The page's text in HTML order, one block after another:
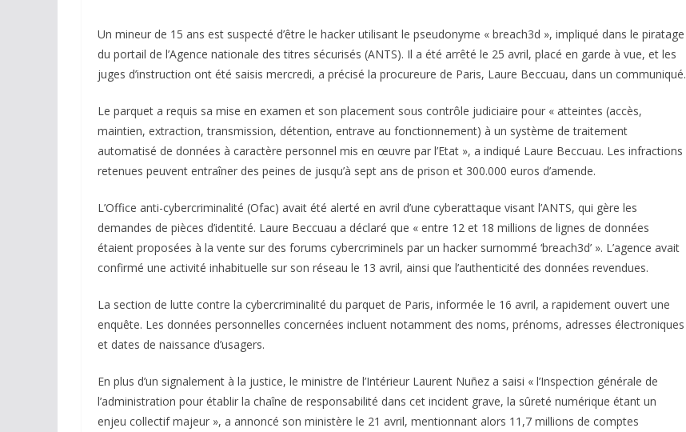
Un mineur de 15 ans est suspecté d’être le hacker utilisant le pseudonyme « breach3d », impliqué dans le piratage
du portail de l’Agence nationale des titres sécurisés (ANTS). Il a été arrêté le 25 avril, placé en garde à vue, et les
juges d’instruction ont été saisis mercredi, a précisé la procureure de Paris, Laure Beccuau, dans un communiqué.
Le parquet a requis sa mise en examen et son placement sous contrôle judiciaire pour « atteintes (accès,
maintien, extraction, transmission, détention, entrave au fonctionnement) à un système de traitement
automatisé de données à caractère personnel mis en œuvre par l’Etat », a indiqué Laure Beccuau. Les infractions
retenues peuvent entraîner des peines de jusqu’à sept ans de prison et 300.000 euros d’amende.
L’Office anti-cybercriminalité (Ofac) avait été alerté en avril d’une cyberattaque visant l’ANTS, qui gère les
demandes de pièces d’identité. Laure Beccuau a déclaré que « entre 12 et 18 millions de lignes de données
étaient proposées à la vente sur des forums cybercriminels par un hacker surnommé ‘breach3d’ ». L’agence avait
confirmé une activité inhabituelle sur son réseau le 13 avril, ainsi que l’authenticité des données revendues.
La section de lutte contre la cybercriminalité du parquet de Paris, informée le 16 avril, a rapidement ouvert une
enquête. Les données personnelles concernées incluent notamment des noms, prénoms, adresses électroniques
et dates de naissance d’usagers.
En plus d’un signalement à la justice, le ministre de l’Intérieur Laurent Nuñez a saisi « l’Inspection générale de
l’administration pour établir la chaîne de responsabilité dans cet incident grave, la sûreté numérique étant un
enjeu collectif majeur », a annoncé son ministère le 21 avril, mentionnant alors 11,7 millions de comptes